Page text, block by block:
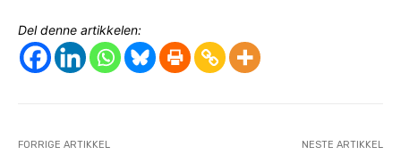
Del denne artikkelen:
FORRIGE ARTIKKEL NESTE ARTIKKEL